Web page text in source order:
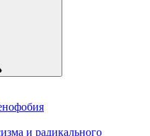
и радикального